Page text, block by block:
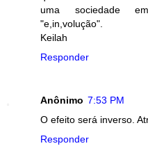
uma sociedade
"e,in,volução".
Keilah
Responder
Anônimo 7:53 PM
O efeito será inverso.
Responder